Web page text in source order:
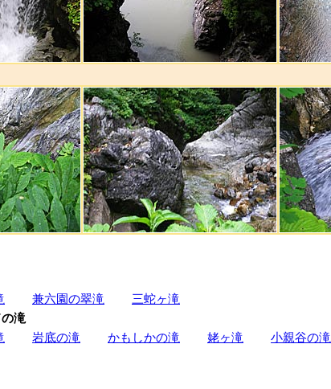
兼六園の翠滝
三蛇ヶ滝
滝
岩底の滝 かもしかの滝 姥ヶ滝 小親谷の滝